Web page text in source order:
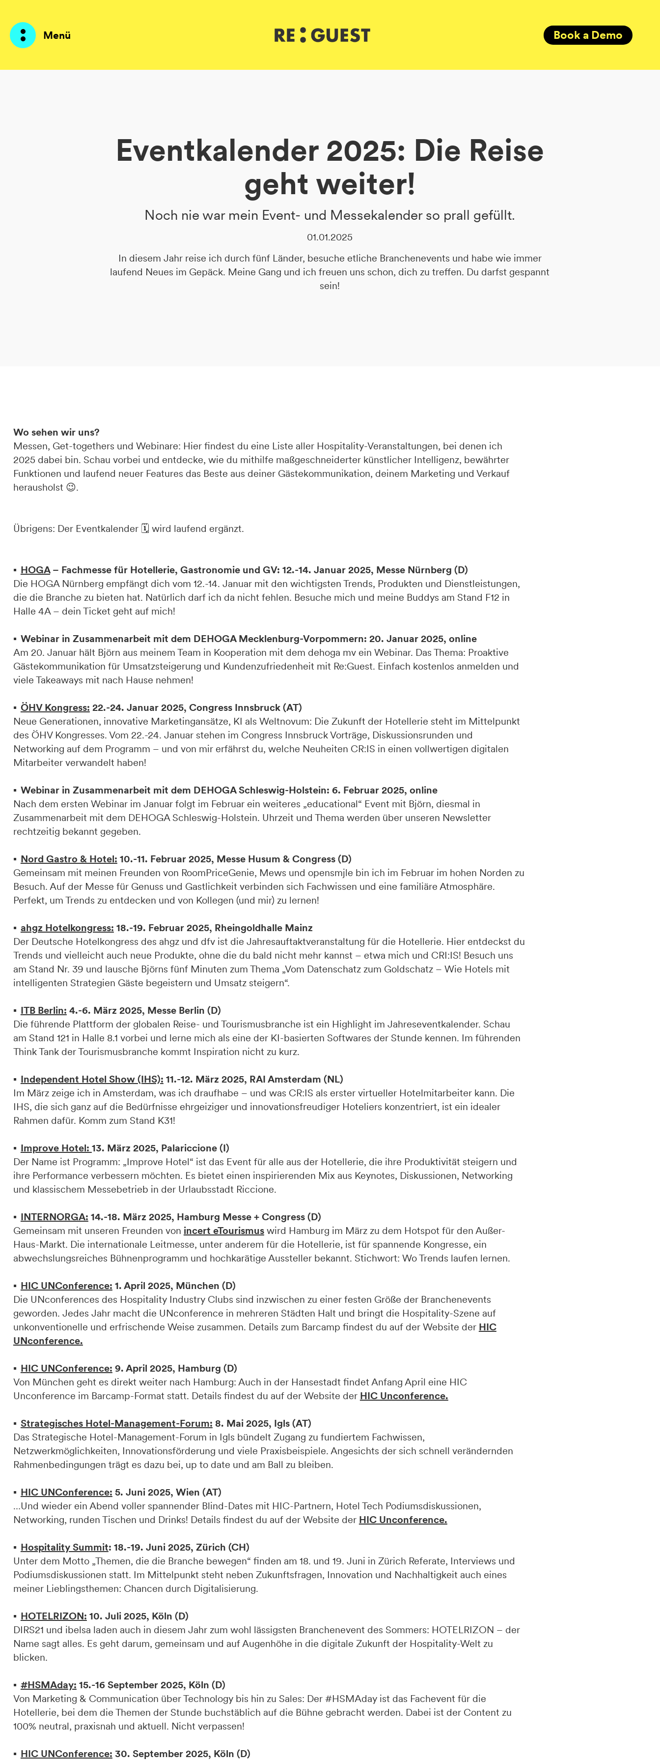
Menü Book a Demo
Eventkalender 2025: Die Reise
geht weiter!
Noch nie war mein Event- und Messekalender so prall gefüllt.
01.01.2025
In diesem Jahr reise ich durch fünf Länder, besuche etliche Branchenevents und habe wie immer
laufend Neues im Gepäck. Meine Gang und ich freuen uns schon, dich zu treffen. Du darfst gespannt
sein!
Wo sehen wir uns?
Messen, Get-togethers und Webinare: Hier findest du eine Liste aller Hospitality-Veranstaltungen, bei denen ich
2025 dabei bin. Schau vorbei und entdecke, wie du mithilfe maßgeschneiderter künstlicher Intelligenz, bewährter
Funktionen und laufend neuer Features das Beste aus deiner Gästekommunikation, deinem Marketing und Verkauf
herausholst 😉.
Übrigens: Der Eventkalender 🗓️ wird laufend ergänzt.
HOGA– Fachmesse für Hotellerie, Gastronomie und GV: 12.-14. Januar 2025, Messe Nürnberg (D)
Die HOGA Nürnberg empfängt dich vom 12.-14. Januar mit den wichtigsten Trends, Produkten und Dienstleistungen,
die die Branche zu bieten hat. Natürlich darf ich da nicht fehlen. Besuche mich und meine Buddys am Stand F12 in
Halle 4A – dein Ticket geht auf mich!
Webinar in Zusammenarbeit mit dem DEHOGA Mecklenburg-Vorpommern: 20. Januar 2025, online
Am 20. Januar hält Björn aus meinem Team in Kooperation mit dem dehoga mv ein Webinar. Das Thema: Proaktive
Gästekommunikation für Umsatzsteigerung und Kundenzufriedenheit mit Re:Guest. Einfach kostenlos anmelden und
viele Takeaways mit nach Hause nehmen!
ÖHV Kongress: 22.-24. Januar 2025, Congress Innsbruck (AT)
Neue Generationen, innovative Marketingansätze, KI als Weltnovum: Die Zukunft der Hotellerie steht im Mittelpunkt
des ÖHV Kongresses. Vom 22.-24. Januar stehen im Congress Innsbruck Vorträge, Diskussionsrunden und
Networking auf dem Programm – und von mir erfährst du, welche Neuheiten CR:IS in einen vollwertigen digitalen
Mitarbeiter verwandelt haben!
Webinar in Zusammenarbeit mit dem DEHOGA Schleswig-Holstein: 6. Februar 2025, online
Nach dem ersten Webinar im Januar folgt im Februar ein weiteres „educational“ Event mit Björn, diesmal in
Zusammenarbeit mit dem DEHOGA Schleswig-Holstein. Uhrzeit und Thema werden über unseren Newsletter
rechtzeitig bekannt gegeben.
Nord Gastro & Hotel: 10.-11. Februar 2025, Messe Husum & Congress (D)
Gemeinsam mit meinen Freunden von RoomPriceGenie, Mews und opensmjle bin ich im Februar im hohen Norden zu
Besuch. Auf der Messe für Genuss und Gastlichkeit verbinden sich Fachwissen und eine familiäre Atmosphäre.
Perfekt, um Trends zu entdecken und von Kollegen (und mir) zu lernen!
ahgz Hotelkongress: 18.-19. Februar 2025, Rheingoldhalle Mainz
Der Deutsche Hotelkongress des ahgz und dfv ist die Jahresauftaktveranstaltung für die Hotellerie. Hier entdeckst du
Trends und vielleicht auch neue Produkte, ohne die du bald nicht mehr kannst – etwa mich und CRI:IS! Besuch uns
am Stand Nr. 39 und lausche Björns fünf Minuten zum Thema „Vom Datenschatz zum Goldschatz – Wie Hotels mit
intelligenten Strategien Gäste begeistern und Umsatz steigern“.
ITB Berlin: 4.-6. März 2025, Messe Berlin (D)
Die führende Plattform der globalen Reise- und Tourismusbranche ist ein Highlight im Jahreseventkalender. Schau
am Stand 121 in Halle 8.1 vorbei und lerne mich als eine der KI-basierten Softwares der Stunde kennen. Im führenden
Think Tank der Tourismusbranche kommt Inspiration nicht zu kurz.
Independent Hotel Show (IHS): 11.-12. März 2025, RAI Amsterdam (NL)
Im März zeige ich in Amsterdam, was ich draufhabe – und was CR:IS als erster virtueller Hotelmitarbeiter kann. Die
IHS, die sich ganz auf die Bedürfnisse ehrgeiziger und innovationsfreudiger Hoteliers konzentriert, ist ein idealer
Rahmen dafür. Komm zum Stand K31!
Improve Hotel: 13. März 2025, Palariccione (I)
Der Name ist Programm: „Improve Hotel“ ist das Event für alle aus der Hotellerie, die ihre Produktivität steigern und
ihre Performance verbessern möchten. Es bietet einen inspirierenden Mix aus Keynotes, Diskussionen, Networking
und klassischem Messebetrieb in der Urlaubsstadt Riccione.
INTERNORGA: 14.-18. März 2025, Hamburg Messe + Congress (D)
Gemeinsam mit unseren Freunden von incert eTourismuswird Hamburg im März zu dem Hotspot für den Außer-
Haus-Markt. Die internationale Leitmesse, unter anderem für die Hotellerie, ist für spannende Kongresse, ein
abwechslungsreiches Bühnenprogramm und hochkarätige Aussteller bekannt. Stichwort: Wo Trends laufen lernen.
HIC UNConference: 1. April 2025, München (D)
Die UNconferences des Hospitality Industry Clubs sind inzwischen zu einer festen Größe der Branchenevents
geworden. Jedes Jahr macht die UNconference in mehreren Städten Halt und bringt die Hospitality-Szene auf
unkonventionelle und erfrischende Weise zusammen. Details zum Barcamp findest du auf der Website der HIC
UNconference.
HIC UNConference: 9. April 2025, Hamburg (D)
Von München geht es direkt weiter nach Hamburg: Auch in der Hansestadt findet Anfang April eine HIC
Unconference im Barcamp-Format statt. Details findest du auf der Website der HIC Unconference.
Strategisches Hotel-Management-Forum: 8. Mai 2025, Igls (AT)
Das Strategische Hotel-Management-Forum in Igls bündelt Zugang zu fundiertem Fachwissen,
Netzwerkmöglichkeiten, Innovationsförderung und viele Praxisbeispiele. Angesichts der sich schnell verändernden
Rahmenbedingungen trägt es dazu bei, up to date und am Ball zu bleiben.
HIC UNConference: 5. Juni 2025, Wien (AT)
…Und wieder ein Abend voller spannender Blind-Dates mit HIC-Partnern, Hotel Tech Podiumsdiskussionen,
Networking, runden Tischen und Drinks! Details findest du auf der Website der HIC Unconference.
Hospitality Summit: 18.-19. Juni 2025, Zürich (CH)
Unter dem Motto „Themen, die die Branche bewegen“ finden am 18. und 19. Juni in Zürich Referate, Interviews und
Podiumsdiskussionen statt. Im Mittelpunkt steht neben Zukunftsfragen, Innovation und Nachhaltigkeit auch eines
meiner Lieblingsthemen: Chancen durch Digitalisierung.
HOTELRIZON: 10. Juli 2025, Köln (D)
DIRS21 und ibelsa laden auch in diesem Jahr zum wohl lässigsten Branchenevent des Sommers: HOTELRIZON – der
Name sagt alles. Es geht darum, gemeinsam und auf Augenhöhe in die digitale Zukunft der Hospitality-Welt zu
blicken.
#HSMAday: 15.-16 September 2025, Köln (D)
Von Marketing & Communication über Technology bis hin zu Sales: Der #HSMAday ist das Fachevent für die
Hotellerie, bei dem die Themen der Stunde buchstäblich auf die Bühne gebracht werden. Dabei ist der Content zu
100% neutral, praxisnah und aktuell. Nicht verpassen!
HIC UNConference: 30. September 2025, Köln (D)